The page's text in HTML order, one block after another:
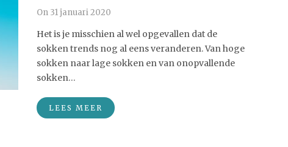
On 31 januari 2020
Het is je misschien al wel opgevallen dat de
sokken trends nog al eens veranderen. Van hoge
sokken naar lage sokken en van onopvallende
sokken…
LEES MEER